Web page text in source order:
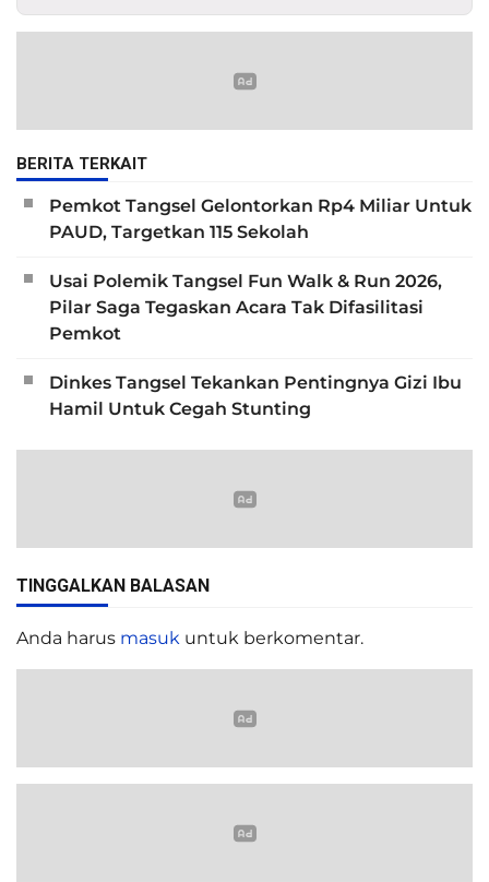
BERITA TERKAIT
Pemkot Tangsel Gelontorkan Rp4 Miliar Untuk
PAUD, Targetkan 115 Sekolah
Usai Polemik Tangsel Fun Walk & Run 2026,
Pilar Saga Tegaskan Acara Tak Difasilitasi
Pemkot
Dinkes Tangsel Tekankan Pentingnya Gizi Ibu
Hamil Untuk Cegah Stunting
TINGGALKAN BALASAN
Anda harus masuk untuk berkomentar.